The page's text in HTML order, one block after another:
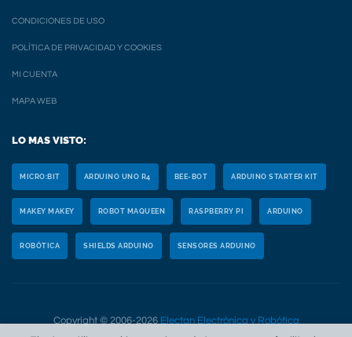
CONDICIONES DE USO
POLÍTICA DE PRIVACIDAD Y COOKIES
MI CUENTA
MAPA WEB
LO MAS VISTO:
MICRO:BIT ARDUINO UNO R4 BEE-BOT ARDUINO STARTER KIT
MAKEY MAKEY ROBOT MAQUEEN RASPBERRY PI ARDUINO
ROBÓTICA SHIELDS ARDUINO SENSORES ARDUINO
Copyright © 2006-2026 Electan Electrónica y Robótica